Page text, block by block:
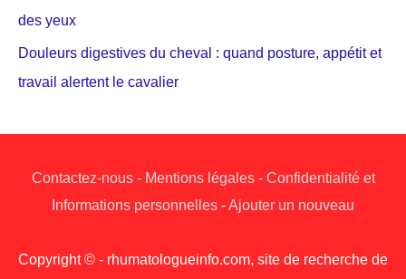
des yeux
Douleurs digestives du cheval : quand posture, appétit et
travail alertent le cavalier
Contactez-nous- Mentions légales- Confidentialité et
Informations personnelles -Ajouter un nouveau
Copyright © - rhumatologueinfo.com, site de recherche de